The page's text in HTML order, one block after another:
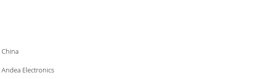
China
Andea Electronics